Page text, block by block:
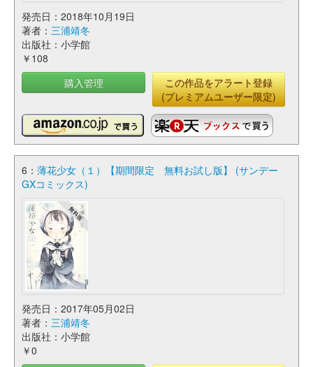
発売日：2018年10月19日
著者： 三浦靖冬
出版社：小学館
￥108
購入管理
この作品をアラート登録
(プレミアムユーザー限定)
6： 薄花少女（１）【期間限定 無料お試し版】 (サンデー
GXコミックス)
発売日：2017年05月02日
著者： 三浦靖冬
出版社：小学館
￥0